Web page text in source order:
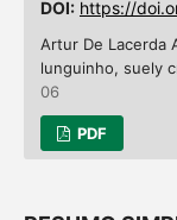
DOI: https://
Artur De Lacerda
lunguinho, suely
06
PDF